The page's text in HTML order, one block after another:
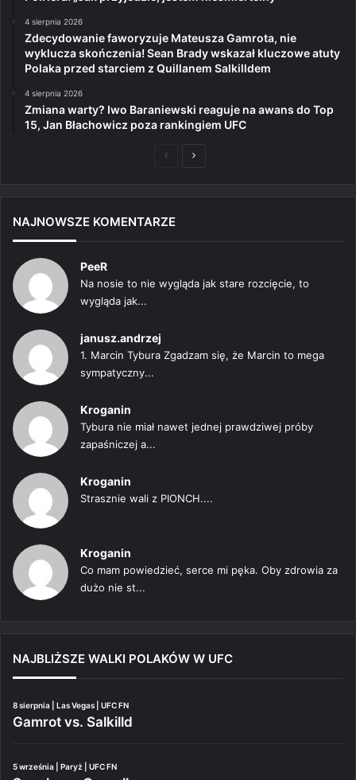
4 sierpnia 2026
Zdecydowanie faworyzuje Mateusza Gamrota, nie
wyklucza skończenia! Sean Brady wskazał kluczowe atuty
Polaka przed starciem z Quillanem Salkilldem
4 sierpnia 2026
Zmiana warty? Iwo Baraniewski reaguje na awans do Top
15, Jan Błachowicz poza rankingiem UFC
PoprzedniaNastępna
NAJNOWSZE KOMENTARZE
PeeR
Na nosie to nie wygląda jak stare rozcięcie, to
wygląda jak...
janusz.andrzej
1. Marcin Tybura Zgadzam się, że Marcin to mega
sympatyczny...
Kroganin
Tybura nie miał nawet jednej prawdziwej próby
zapaśniczej a...
Kroganin
Strasznie wali z PIONCH....
Kroganin
Co mam powiedzieć, serce mi pęka. Oby zdrowia za
dużo nie st...
NAJBLIŻSZE WALKI POLAKÓW W UFC
8 sierpnia | Las Vegas | UFC FN
Gamrot vs. Salkilld
5 września | Paryż | UFC FN